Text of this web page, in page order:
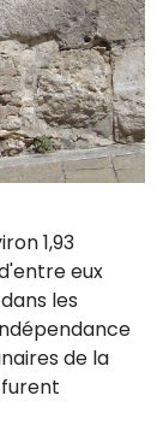
1,93
eux
les
de la